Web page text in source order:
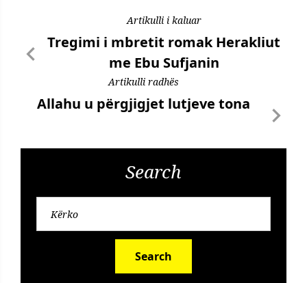
Artikulli i kaluar
Tregimi i mbretit romak Herakliut
me Ebu Sufjanin
Artikulli radhës
Allahu u përgjigjet lutjeve tona
Search
Search